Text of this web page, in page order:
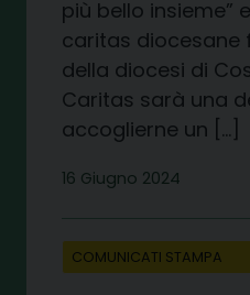
più bello insieme”
caritas diocesane
della diocesi di
Caritas sarà una
accoglierne un […]
16 Giugno 2024
COMUNICATI STAMPA